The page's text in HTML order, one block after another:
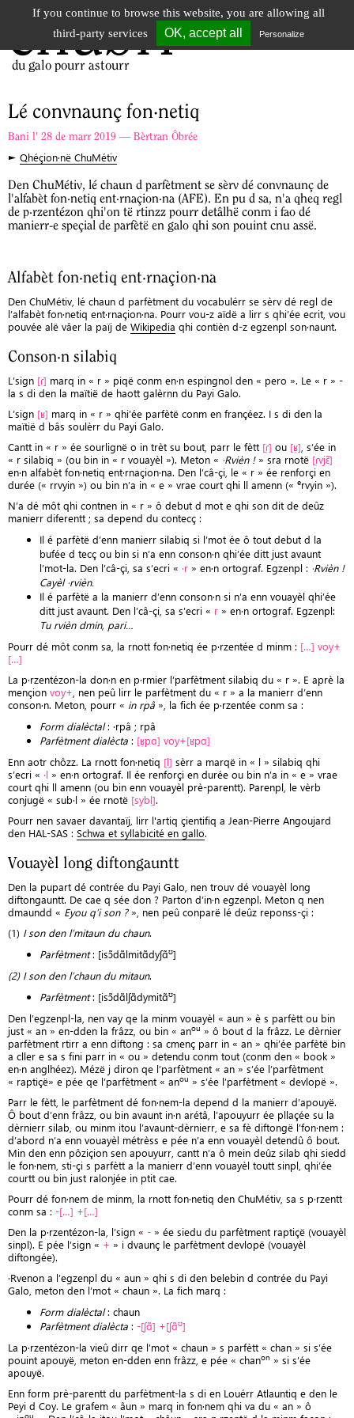
chubri
du galo pourr astourr
Lé convnaunç fon·netiq
Bani l' 28 de marr 2019 — Bèrtran Ôbrée
► Qhéçion·në ChuMétiv
Den ChuMétiv, lé chaun d parfètment se sèrv dé convnaunç de
l'alfabèt fon·netiq ent·rnaçion·na (AFE). En pu d sa, n'a qheq regl
de p·rzentézon qhi'on të rtinzz pourr detâlhë conm i fao dé
manierr-e speçial de parfètë en galo qhi son pouint cnu assë.
Alfabèt fon·netiq ent·rnaçion·na
Den ChuMétiv, lé chaun d parfètment du vocabulérr se sèrv dé regl de
l’alfabèt fon·netiq ent·rnaçion·na. Pourr vou-z aïdë a lirr s qhi’ée ecrit, vou
pouvée alë vâer la païj de Wikipedia qhi contièn d-z egzenpl son·naunt.
Conson·n silabiq
L’sign [ɾ] marq in « r » piqë conm en·n espingnol den « pero ». Le « r » -
la s di den la maïtië de haott galèrnn du Payi Galo.
L’sign [ʁ] marq in « r » qhi’ée parfètë conm en françéez. I s di den la
maïtië d bâs soulèrr du Payi Galo.
Cantt in « r » ée sourlignë o in trèt su bout, parr le fètt [ɾ̩] ou [ʁ̩] , s’ée in
« r silabiq » (ou bin in « r vouayèl »). Meton « ·Rvièn ! » sra rnotë [ɾ̩vjɛ̃]
en·n alfabèt fon·netiq ent·rnaçion·na. Den l’câ-çi, le « r » ée renforçi en
durée (« rrvyin ») ou bin n’a in « e » vrae court qhi ll amenn (« ervyin »).
N’a dé môt qhi contnen in « r » ô debut d mot e qhi son dit de deûz
manierr diferentt ; sa depend du contecç :
Il é parfètë d’enn manierr silabiq si l’mot ée ô tout debut d la
bufée d tecç ou bin si n’a enn conson·n qhi’ée ditt just avaunt
l’mot-la. Den l’câ-çi, sa s’ecri « ·r » en·n ortograf. Egzenpl : ·Rvièn !
Cayèl ·rvièn.
Il é parfètë a la manierr d’enn conson·n si n’a enn vouayèl qhi’ée
ditt just avaunt. Den l’câ-çi, sa s’ecri « r » en·n ortograf. Egzenpl:
Tu rvièn dmin, pari…
Pourr dé môt conm sa, la rnott fon·netiq ée p·rzentée d minm : […] voy+
[…]
La p·rzentézon-la don·n en p·rmier l’parfètment silabiq du « r ». E aprè la
mençion voy+ , nen peû lirr le parfètment du « r » a la manierr d’enn
conson·n. Meton, pourr « in rpâ », la fich ée p·rzentée conm sa :
Form dialèctal: ·rpâ ; rpâ
Parfètment dialècta : [ʁ̩pɑ] voy+[ʁpɑ]
Enn aotr chôzz. La rnott fon·netiq [l̩] sèrr a marqë in « l » silabiq qhi
s’ecri « ·l » en·n ortograf. Il ée renforçi en durée ou bin n’a in « e » vrae
court qhi ll amenn (ou bin enn vouayèl prè-parentt). Parenpl, le vèrb
conjugë « sub·l » ée rnotë [sybl̩].
Pourr nen savaer davantaïj, lirr l'artiq çientifiq a Jean-Pierre Angoujard
den HAL-SAS : Schwa et syllabicité en gallo.
Vouayèl long diftongauntt
Den la pupart dé contrée du Payi Galo, nen trouv dé vouayèl long
diftongauntt. De cae q sée don ? Parton d’in·n egzenpl. Meton q nen
dmaundd « Eyou q’i son ?», nen peû conparë lé deûz reponss-çi :
(1) I son den l’mitaun du chaun.
Parfètment: [isɔ̃dɑ̃lmitɑ̃dyʃɑ̃ʊ]
(2) I son den l’chaun du mitaun.
Parfètment: [isɔ̃dɑ̃lʃɑ̃dymitɑ̃ʊ]
Den l’egzenpl-la, nen vay qe la minm vouayèl « aun » è s parfètt ou bin
just « an » en-dden la frâzz, ou bin « anou » ô bout d la frâzz. Le dèrnier
parfètment rtirr a enn diftong : sa cmenç parr in « an » qhi’ée parfètë bin
a cller e sa s fini parr in « ou » detendu conm tout (conm den « book »
en·n anglhéez). Mézë j diron qe l’parfètment « an » s’ée l’parfètment
« raptiçë» e pée qe l’parfètment « anou » s’ée l’parfètment « devlopë ».
Parr le fètt, le parfètment dé fon·nem-la depend d la manierr d’apouyë.
Ô bout d’enn frâzz, ou bin avaunt in·n arétâ, l’apouyurr ée pllaçée su la
dèrnierr silab, ou minm itou l’avaunt-dèrnierr, e sa fè diftongë l’fon·nem :
d’abord n’a enn vouayèl métrèss e pée n’a enn vouayèl detendû ô bout.
Min den enn pôziçion sen apouyurr, cantt n’a ô mein deûz silab qhi siedd
le fon·nem, sti-çi s parfètt a la manierr d’enn vouayèl toutt sinpl, qhi’ée
courtt ou bin just ralonjée in ptit cae.
Pourr dé fon·nem de minm, la rnott fon·netiq den ChuMétiv, sa s p·rzentt
conm sa : -[…] +[…]
Den la p·rzentézon-la, l’sign « - » ée siedu du parfètment raptiçë (vouayèl
sinpl). E pée l’sign « + » i dvaunç le parfètment devlopë (vouayèl
diftongée).
·Rvenon a l’egzenpl du « aun » qhi s di den belebin d contrée du Payi
Galo, meton den l’mot « chaun ». La fich marq :
Form dialèctal: chaun
Parfètment dialècta : -[ʃɑ̃] +[ʃɑ̃ʊ]
La p·rzentézon-la vieû dirr qe l’mot « chaun » s parfètt « chan » si s’ée
pouint apouyë, meton en-dden enn frâzz, e pée « chanon » si s’ée
apouyë.
Enn form prè-parentt du parfètment-la s di en Louérr Atlauntiq e den le
Peyi d Coy. Le grafem « âun » marq in fon·nem qhi va du « an » ô
ou
If you continue to browse this website, you are allowing all
third-party services
OK, accept all Personalize